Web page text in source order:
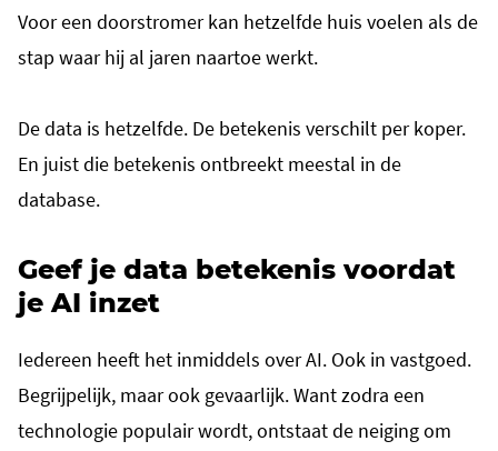
Voor een doorstromer kan hetzelfde huis voelen als de
stap waar hij al jaren naartoe werkt.
De data is hetzelfde. De betekenis verschilt per koper.
En juist die betekenis ontbreekt meestal in de
database.
Geef je data betekenis voordat
je AI inzet
Iedereen heeft het inmiddels over AI. Ook in vastgoed.
Begrijpelijk, maar ook gevaarlijk. Want zodra een
technologie populair wordt, ontstaat de neiging om